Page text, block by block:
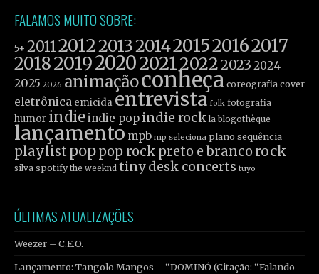
FALAMOS MUITO SOBRE:
5+ 2011201220132014201520162017
201820192020202120222023 2024
2025 2026 animaçãoconheça coreografia cover
eletrônica emicida entrevista folk fotografia
humor indieindie pop indie rock la blogothèque
lançamento mpb mp seleciona plano sequência
playlist poppop rock preto e branco rock
silva spotify the weeknd tiny desk concerts tuyo
ÚLTIMAS ATUALIZAÇÕES
Weezer – C.E.O.
Lançamento: Tangolo Mangos – “DOMINÓ (Citação: “Falando